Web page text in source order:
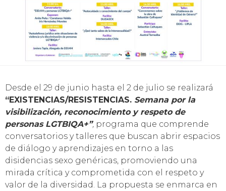
Desde el 29 de junio hasta el 2 de julio se realizará
“EXISTENCIAS/RESISTENCIAS. Semana por la
visibilización, reconocimiento y respeto de
personas LGTBIQA+”, programa que comprende
conversatorios y talleres que buscan abrir espacios
de diálogo y aprendizajes en torno a las
disidencias sexo genéricas, promoviendo una
mirada crítica y comprometida con el respeto y
valor de la diversidad. La propuesta se enmarca en